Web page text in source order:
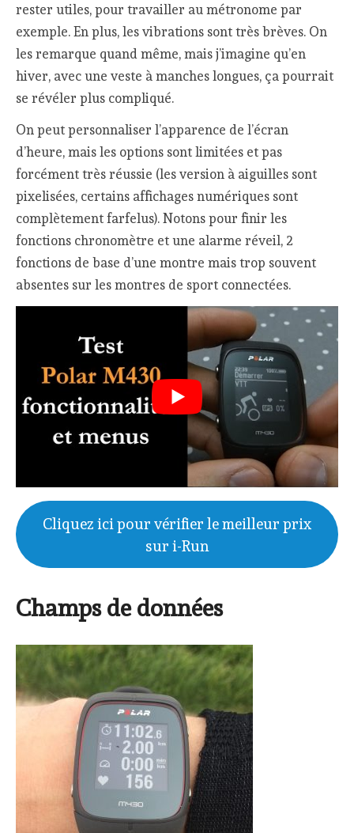
rester utiles, pour travailler au métronome par
exemple. En plus, les vibrations sont très brèves. On
les remarque quand même, mais j’imagine qu’en
hiver, avec une veste à manches longues, ça pourrait
se révéler plus compliqué.
On peut personnaliser l’apparence de l’écran
d’heure, mais les options sont limitées et pas
forcément très réussie (les version à aiguilles sont
pixelisées, certains affichages numériques sont
complètement farfelus). Notons pour finir les
fonctions chronomètre et une alarme réveil, 2
fonctions de base d’une montre mais trop souvent
absentes sur les montres de sport connectées.
Cliquez ici pour vérifier le meilleur prix
sur i-Run
Champs de données